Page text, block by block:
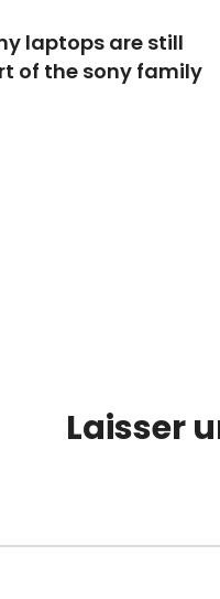
laptops are still
of the sony family
Laisser